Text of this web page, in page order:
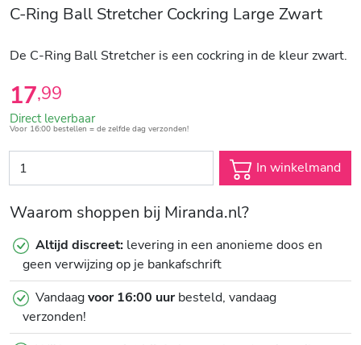
C-Ring Ball Stretcher Cockring Large Zwart
De C-Ring Ball Stretcher is een cockring in de kleur zwart.
17,99
Direct leverbaar
Voor 16:00 bestellen = de zelfde dag verzonden!
In winkelmand
Waarom shoppen bij Miranda.nl?
Altijd discreet: levering in een anonieme doos en
geen verwijzing op je bankafschrift
Vandaagvoor 16:00 uurbesteld, vandaag
verzonden!